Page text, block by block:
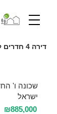
דירה 4 חדרים למכירה בבאר שבע
שכונה ו'
ישראל
₪885,000